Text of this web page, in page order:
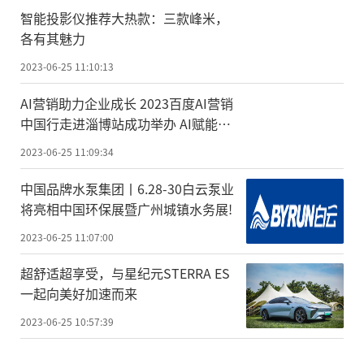
智能投影仪推荐大热款：三款峰米，
各有其魅力
2023-06-25 11:10:13
AI营销助力企业成长 2023百度AI营销
中国行走进淄博站成功举办 AI赋能企
2023-06-25 11:09:34
中国品牌水泵集团丨6.28-30白云泵业
将亮相中国环保展暨广州城镇水务展!
2023-06-25 11:07:00
超舒适超享受，与星纪元STERRA ES
一起向美好加速而来
2023-06-25 10:57:39